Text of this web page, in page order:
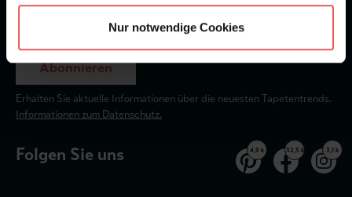
Nur notwendige Cookies
Abonnieren
Erhalten Sie aktuelle Informationen über die neuesten Tapetentrends.
Informationen zum Datenschutz.
Folgen Sie uns 4,9 k 32,5 k 3,1 k